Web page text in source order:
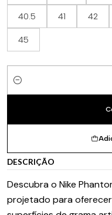
40.5 41 42
45
Quantidade
DESCRIÇÃO
Descubra o Nike
projetado para